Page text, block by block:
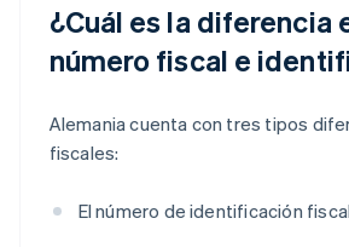
¿Cuál es la diferencia
número fiscal e
Alemania cuenta con tres tipos
fiscales:
El número de identificación